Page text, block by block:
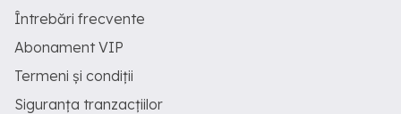
Întrebări frecvente
Abonament VIP
Termeni și condiții
Siguranța tranzacțiilor